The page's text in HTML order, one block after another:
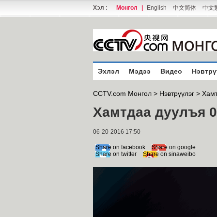
Хэл : Монгол English 中文简体 中文
Эхлэл Мэдээ Видео
CCTV.com Монгол > Нэвтрүүлэг >
Хамтдаа дуулъя
06-20-2016 17:50
Share on facebook
Share on google
Share on twitter
Share on sinaweibo